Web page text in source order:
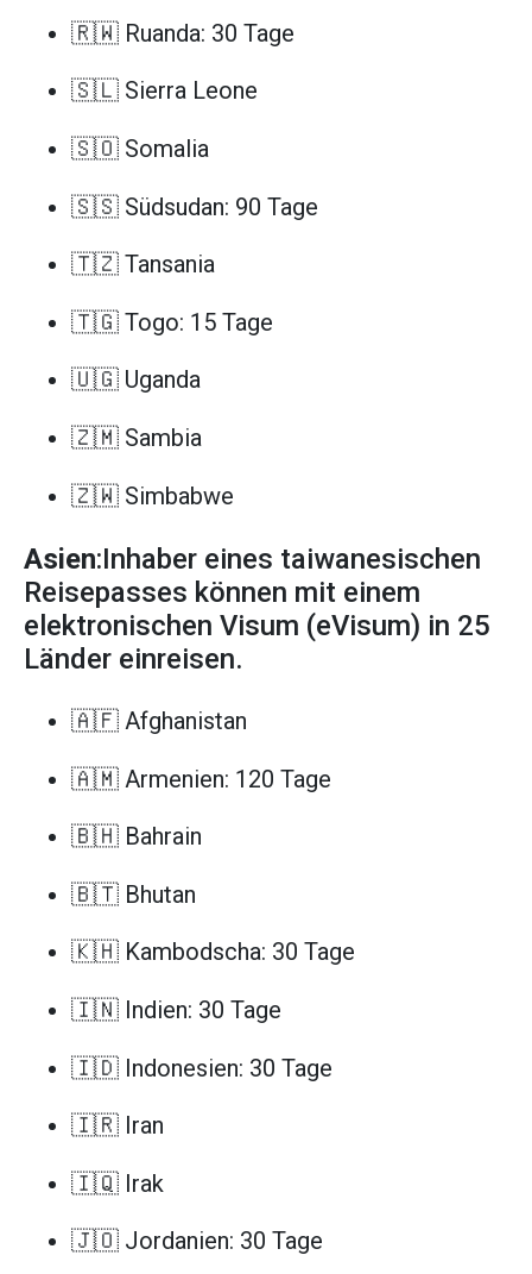
🇷🇼 Ruanda: 30 Tage
🇸🇱 Sierra Leone
🇸🇴 Somalia
🇸🇸 Südsudan: 90 Tage
🇹🇿 Tansania
🇹🇬 Togo: 15 Tage
🇺🇬 Uganda
🇿🇲 Sambia
🇿🇼 Simbabwe
Asien:Inhaber eines taiwanesischen
Reisepasses können mit einem
elektronischen Visum (eVisum) in 25
Länder einreisen.
🇦🇫 Afghanistan
🇦🇲 Armenien: 120 Tage
🇧🇭 Bahrain
🇧🇹 Bhutan
🇰🇭 Kambodscha: 30 Tage
🇮🇳 Indien: 30 Tage
🇮🇩 Indonesien: 30 Tage
🇮🇷 Iran
🇮🇶 Irak
🇯🇴 Jordanien: 30 Tage